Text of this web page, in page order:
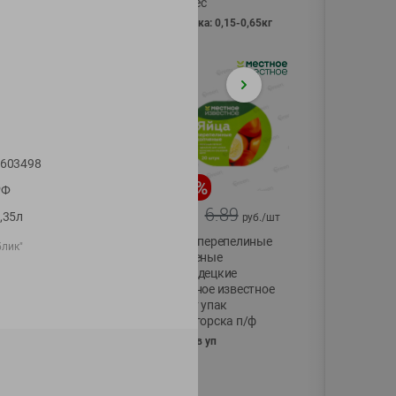
фасовка: 0,15-0,65кг
11.59
Масло Топленое
%
6.89 руб./шт
Яйца перепелиные
копченые
Молодецкие
Местное известное
20 шт упак
Солигорска п/ф
20шт в уп